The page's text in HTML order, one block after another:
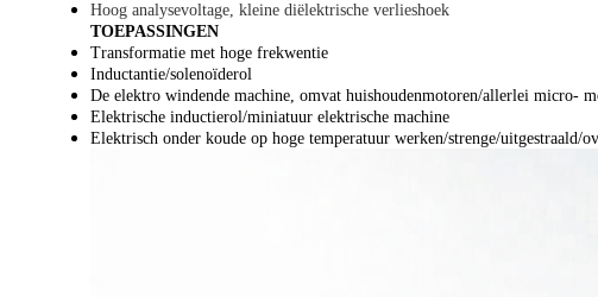
Hoog analysevoltage, kleine diëlektrische verlieshoek
TOEPASSINGEN
Transformatie met hoge frekwentie
Inductantie/solenoïderol
De elektro windende machine, omvat huishoudenmotoren/allerlei micro-
Elektrische inductierol/miniatuur elektrische machine
Elektrisch onder koude op hoge temperatuur werken/strenge/uitgestraald/